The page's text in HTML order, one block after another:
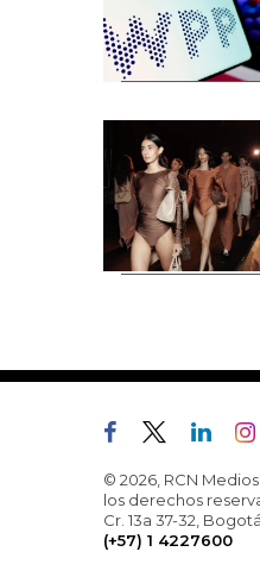
© 2026, RCN
los derechos
Cr. 13a 37-32, Bogotá
(+57) 1 4227600